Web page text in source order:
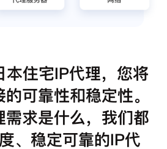
本住宅IP代理，您将
可靠性和稳定性。
求是什么，我们都
、稳定可靠的IP代